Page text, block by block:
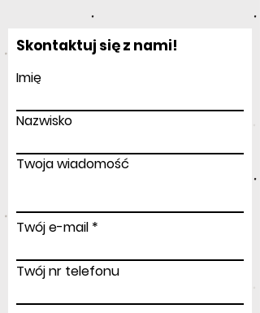
Skontaktuj się z nami!
Imię
Nazwisko
Twoja wiadomość
Twój e-mail
Twój nr telefonu